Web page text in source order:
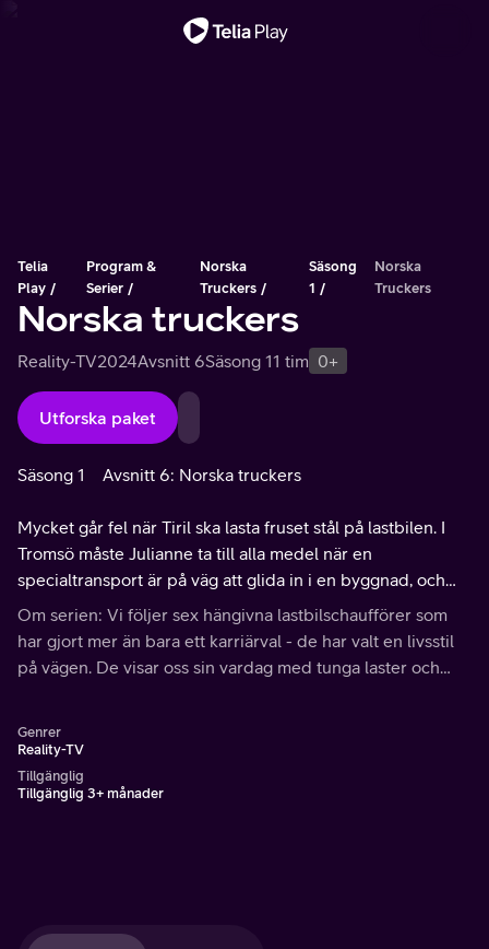
Telia
Play
Program &
Serier
Norska
Truckers
Säsong
1
Norska
Truckers
Norska truckers
Reality-TV2024Avsnitt 6Säsong 11 tim 0+
Utforska paket
Säsong 1 Avsnitt 6: Norska truckers
Mycket går fel när Tiril ska lasta fruset stål på lastbilen. I
Tromsö måste Julianne ta till alla medel när en
specialtransport är på väg att glida in i en byggnad, och
Bernie får en kalldusch.
Om serien: Vi följer sex hängivna lastbilschaufförer som
har gjort mer än bara ett karriärval - de har valt en livsstil
på vägen. De visar oss sin vardag med tunga laster och
Genrer
Reality-TV
Tillgänglig
Tillgänglig 3+ månader